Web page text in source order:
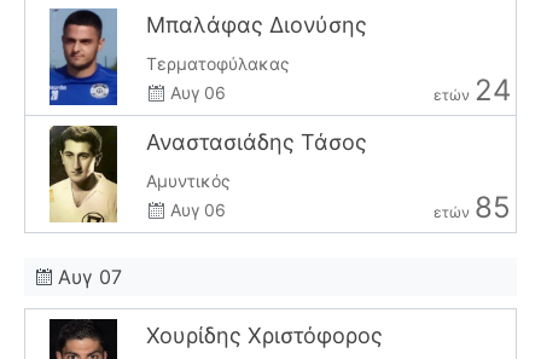
Μπαλάφας Διονύσης
Τερματοφύλακας
Αυγ 06
ετών 24
Αναστασιάδης Τάσος
Αμυντικός
Αυγ 06
ετών 85
Αυγ 07
Χουρίδης Χριστόφορος